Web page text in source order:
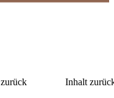
zurück
Inhalt